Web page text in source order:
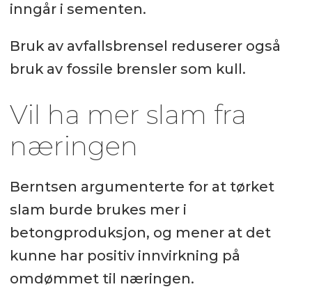
inngår i sementen.
Bruk av avfallsbrensel reduserer også
bruk av fossile brensler som kull.
Vil ha mer slam fra
næringen
Berntsen argumenterte for at tørket
slam burde brukes mer i
betongproduksjon, og mener at det
kunne har positiv innvirkning på
omdømmet til næringen.